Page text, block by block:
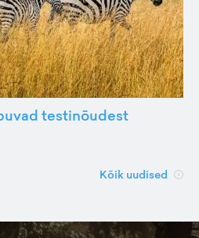
testinõudest
Kõik uudised